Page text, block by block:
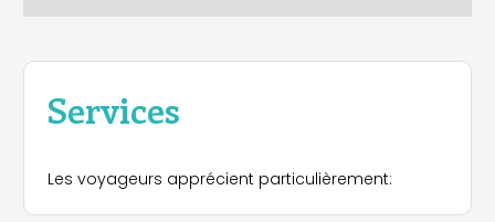
Services
Les voyageurs apprécient particulièrement: